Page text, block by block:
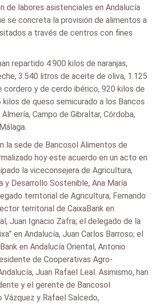
de labores asistenciales en Andalucía
se concreta la provisión de alimentos a
a través de centros con fines
repartido 4.900 kilos de naranjas,
3.540 litros de aceite de oliva, 1.125
cordero y de cerdo ibérico, 920 kilos de
de queso semicurado a los Bancos
Campo de Gibraltar, Córdoba,
la sede de Bancosol Alimentos de
hoy este acuerdo en un acto en
la viceconsejera de Agricultura,
y Desarrollo Sostenible, Ana María
territorial de Agricultura, Fernando
territorial de CaixaBank en
Juan Ignacio Zafra; el delegado de la
en Andalucía, Juan Carlos Barroso; el
en Andalucía Oriental, Antonio
de Cooperativas Agro-
Juan Rafael Leal. Asimismo, han
y el gerente de Bancosol
Vázquez y Rafael Salcedo,